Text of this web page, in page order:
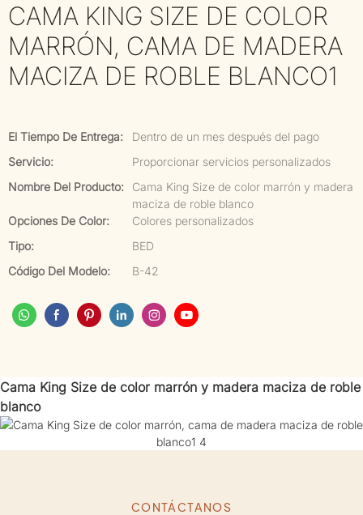
CAMA KING SIZE DE COLOR
MARRÓN, CAMA DE MADERA
MACIZA DE ROBLE BLANCO1
El Tiempo De Entrega:
Dentro de un mes después del pago
Servicio:
Proporcionar servicios personalizados
Nombre Del Producto:
Cama King Size de color marrón y madera
maciza de roble blanco
Opciones De Color:
Colores personalizados
Tipo:
BED
Código Del Modelo:
B-42
Cama King Size de color marrón y madera maciza de roble
blanco
CONTÁCTANOS